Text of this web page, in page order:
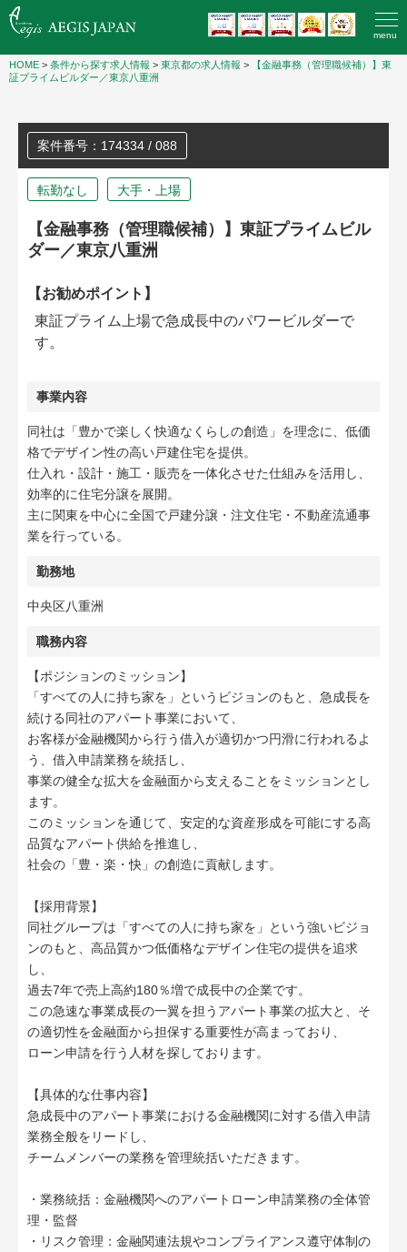
menu
HOME > 条件から探す求人情報 > 東京都の求人情報 >
【金融事務（管理職候補）】東
証プライムビルダー／東京八重洲
案件番号：174334 / 088
転勤なし 大手・上場
【金融事務（管理職候補）】東証プライムビル
ダー／東京八重洲
【お勧めポイント】
東証プライム上場で急成長中のパワービルダーで
す。
事業内容
同社は「豊かで楽しく快適なくらしの創造」を理念に、低価
格でデザイン性の高い戸建住宅を提供。
仕入れ・設計・施工・販売を一体化させた仕組みを活用し、
効率的に住宅分譲を展開。
主に関東を中心に全国で戸建分譲・注文住宅・不動産流通事
業を行っている。
勤務地
中央区八重洲
職務内容
【ポジションのミッション】
「すべての人に持ち家を」というビジョンのもと、急成長を
続ける同社のアパート事業において、
お客様が金融機関から行う借入が適切かつ円滑に行われるよ
う、借入申請業務を統括し、
事業の健全な拡大を金融面から支えることをミッションとし
ます。
このミッションを通じて、安定的な資産形成を可能にする高
品質なアパート供給を推進し、
社会の「豊・楽・快」の創造に貢献します。
【採用背景】
同社グループは「すべての人に持ち家を」という強いビジョ
ンのもと、高品質かつ低価格なデザイン住宅の提供を追求
し、
過去7年で売上高約180％増で成長中の企業です。
この急速な事業成長の一翼を担うアパート事業の拡大と、そ
の適切性を金融面から担保する重要性が高まっており、
ローン申請を行う人材を探しております。
【具体的な仕事内容】
急成長中のアパート事業における金融機関に対する借入申請
業務全般をリードし、
チームメンバーの業務を管理統括いただきます。
・業務統括：金融機関へのアパートローン申請業務の全体管
理・監督
・リスク管理：金融関連法規やコンプライアンス遵守体制の